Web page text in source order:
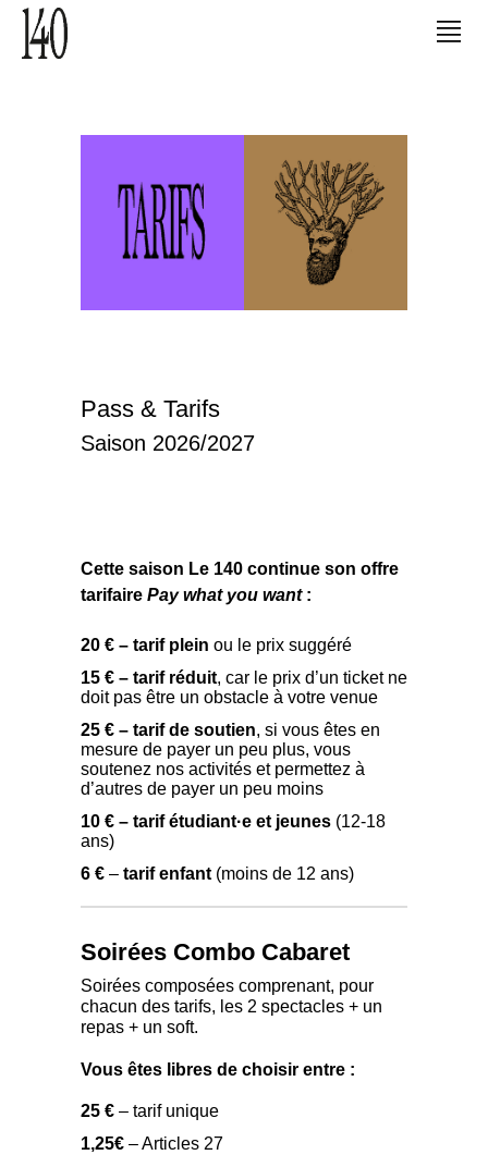
Pass & Tarifs
Saison 2026/2027
Cette saison Le 140 continue son offre
tarifaire Pay what you want :
20 € – tarif plein ou le prix suggéré
15 € – tarif réduit, car le prix d’un ticket ne
doit pas être un obstacle à votre venue
25 € – tarif de soutien, si vous êtes en
mesure de payer un peu plus, vous
soutenez nos activités et permettez à
d’autres de payer un peu moins
10 € – tarif étudiant·e et jeunes (12-18
ans)
6 € – tarif enfant (moins de 12 ans)
Soirées Combo Cabaret
Soirées composées comprenant, pour
chacun des tarifs, les 2 spectacles + un
repas + un soft.
Vous êtes libres de choisir entre :
25 € – tarif unique
1,25€ – Articles 27